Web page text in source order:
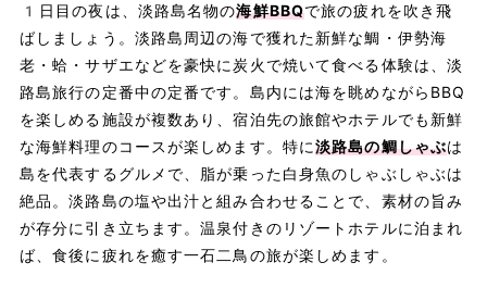
1日目の夜は、淡路島名物の海鮮BBQで旅の疲れを吹き飛
ばしましょう。淡路島周辺の海で獲れた新鮮な鯛・伊勢海
老・蛤・サザエなどを豪快に炭火で焼いて食べる体験は、淡
路島旅行の定番中の定番です。島内には海を眺めながらBBQ
を楽しめる施設が複数あり、宿泊先の旅館やホテルでも新鮮
な海鮮料理のコースが楽しめます。特に淡路島の鯛しゃぶは
島を代表するグルメで、脂が乗った白身魚のしゃぶしゃぶは
絶品。淡路島の塩や出汁と組み合わせることで、素材の旨み
が存分に引き立ちます。温泉付きのリゾートホテルに泊まれ
ば、食後に疲れを癒す一石二鳥の旅が楽しめます。